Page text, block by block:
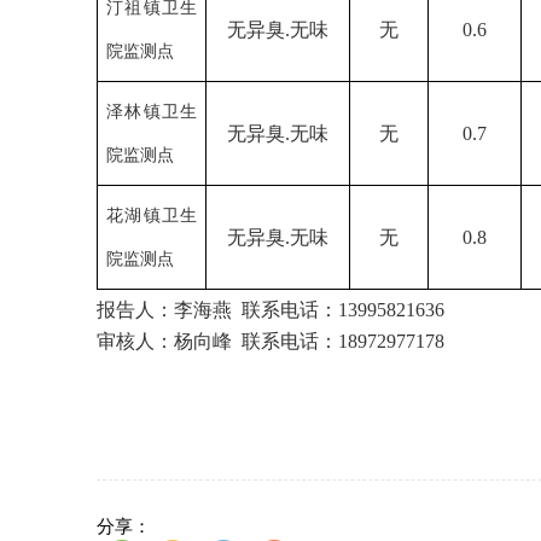
汀祖镇卫生
院监测点
无异臭.无味 无 0.6
泽林镇卫生
院监测点
无异臭.无味 无 0.7
花湖镇卫生
院监测点
无异臭.无味 无 0.8
报告人： 李海燕 联系电话： 13995821636
审核人： 杨向峰 联系电话： 18972977178
分享：